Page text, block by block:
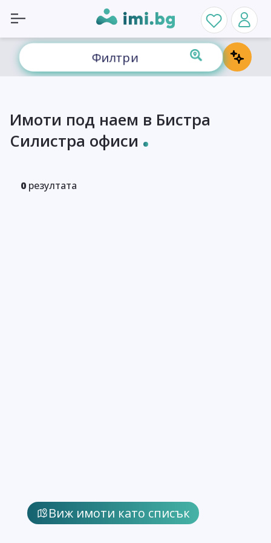
Филтри
Виж имоти като списък
Имоти под наем в Бистра
Силистра офиси
0 резултата